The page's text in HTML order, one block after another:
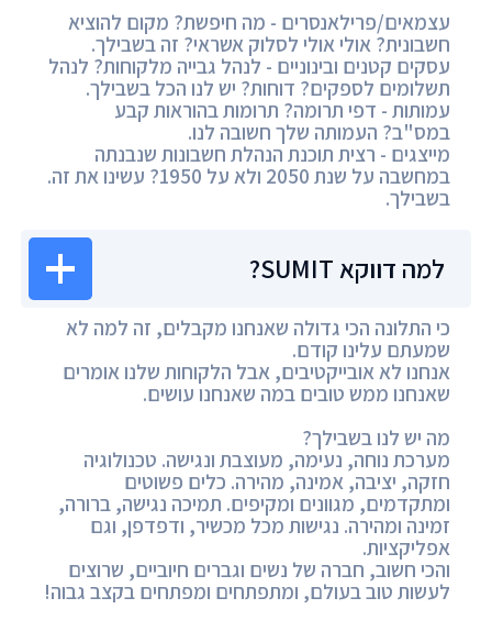
עצמאים/פרילאנסרים - מה חיפשת? מקום להוציא
חשבונית? אולי אולי לסלוק אשראי? זה בשבילך.
עסקים קטנים ובינוניים - לנהל גבייה מלקוחות? לנהל
תשלומים לספקים? דוחות? יש לנו הכל בשבילך.
עמותות - דפי תרומה? תרומות בהוראות קבע
במס"ב? העמותה שלך חשובה לנו.
מייצגים - רצית תוכנת הנהלת חשבונות שנבנתה
במחשבה על שנת 2050 ולא על 1950? עשינו את זה.
בשבילך.
למה דווקא SUMIT?
כי התלונה הכי גדולה שאנחנו מקבלים, זה למה לא
שמעתם עלינו קודם.
אנחנו לא אובייקטיבים, אבל הלקוחות שלנו אומרים
שאנחנו ממש טובים במה שאנחנו עושים.
מה יש לנו בשבילך?
מערכת נוחה, נעימה, מעוצבת ונגישה. טכנולוגיה
חזקה, יציבה, אמינה, מהירה. כלים פשוטים
ומתקדמים, מגוונים ומקיפים. תמיכה נגישה, ברורה,
זמינה ומהירה. נגישות מכל מכשיר, ודפדפן, וגם
אפליקציות.
והכי חשוב, חברה של נשים וגברים חיוביים, שרוצים
לעשות טוב בעולם, ומתפתחים ומפתחים בקצב גבוה!